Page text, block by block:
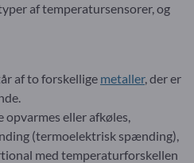
af temperatursensorer, og
af to forskellige metaller, der er
opvarmes eller afkøles,
(termoelektrisk spænding),
med temperaturforskellen